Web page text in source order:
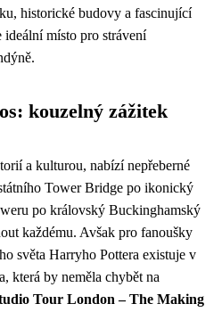
historické budovy a fascinující
místo pro strávení
kouzelný zážitek
a kulturou, nabízí nepřeberné
Tower Bridge po ikonický
po královský Buckinghamský
každému. Avšak pro fanoušky
světa Harryho Pottera existuje v
která by neměla chybět na
Tour London – The Making